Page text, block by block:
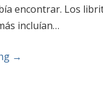
encontrar. Los
incluían…
→